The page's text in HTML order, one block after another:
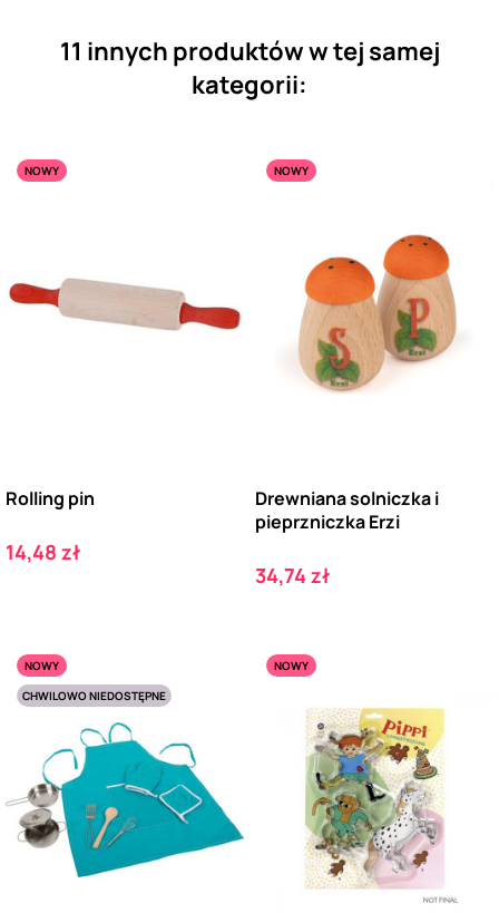
11 innych produktów w tej samej
kategorii:
NOWY
Rolling pin
Cena
14,48 zł
NOWY
Drewniana solniczka i
pieprzniczka Erzi
Cena
34,74 zł
NOWY
CHWILOWO NIEDOSTĘPNE
NOWY